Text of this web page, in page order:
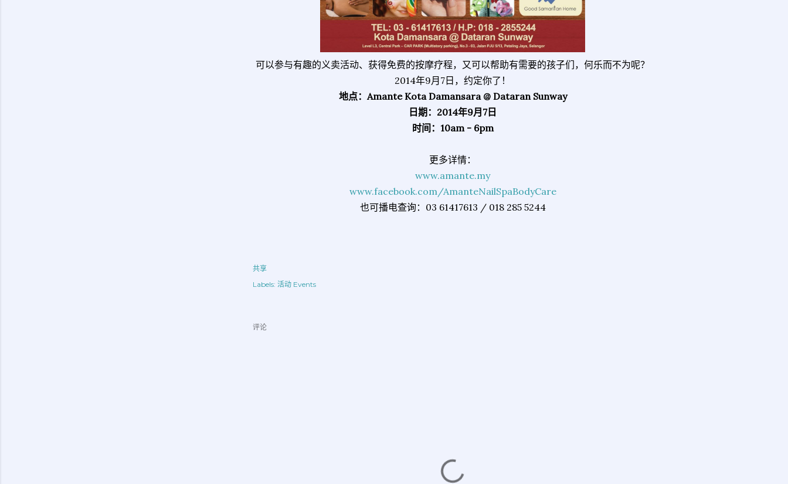
可以参与有趣的义卖活动、获得免费的按摩疗程，又可以帮助有需要的孩子们，何乐而不为呢？
2014年9月7日，约定你了！
地点：Amante Kota Damansara @ Dataran Sunway
日期： 2014年9月7日
时间：10am - 6pm
更多详情：
www.amante.my
www.facebook.com/AmanteNailSpaBodyCare
也可播电查询：03 61417613 / 018 285 5244
共享
Labels: 活动 Events
评论